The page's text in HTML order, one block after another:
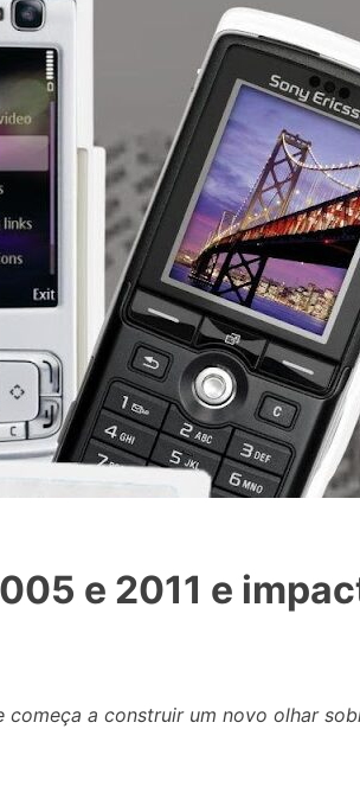
e 2011 e
a construir um novo olhar